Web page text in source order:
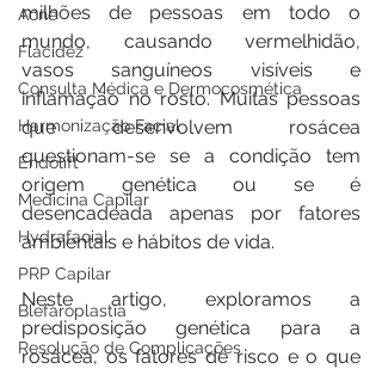
Acne
Flacidez
Consulta Médica e Dermocosmética
Harmonização Facial
Endolift
Medicina Capilar
Hydrafacial
PRP Capilar
Blefaroplastia
Resolução de Complicações
milhões de pessoas em todo o
mundo, causando vermelhidão,
vasos sanguíneos visíveis e
inflamação no rosto. Muitas pessoas
que desenvolvem rosácea
questionam-se se a condição tem
origem genética ou se é
desencadeada apenas por fatores
ambientais e hábitos de vida.
Neste artigo, exploramos a
predisposição genética para a
rosácea, os fatores de risco e o que